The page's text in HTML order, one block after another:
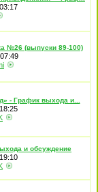
№26 (выпуски 89-100)
- График выхода и...
и обсуждение